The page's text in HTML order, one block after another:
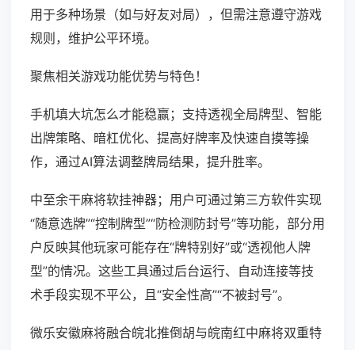
用于多种场景（如与好友对局），但需注意遵守游戏
规则，维护公平环境。
聚焦相关游戏功能优势与特色！
手机填大坑怎么才能稳赢；支持透视全局牌型、智能
出牌策略、暗杠优化、提高好牌率及快速自摸等操
作，通过AI算法调整牌局结果，提升胜率。
中至余干麻将软挂神器；用户可通过第三方软件实现
“随意选牌”“控制牌型”“防检测防封号”等功能，部分用
户反映其他玩家可能存在“牌特别好”或“透视他人牌
型”的情况。这些工具通过后台运行、自动连接等技
术手段实现不平公，且“安全性高”“不被封号”。
微乐安徽麻将融合皖北推倒胡与皖南红中麻将双重特